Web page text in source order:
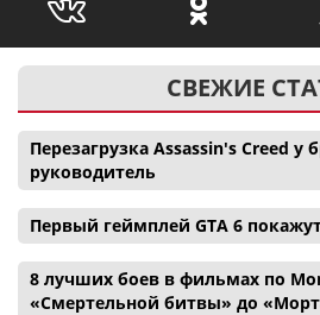
СВЕЖИЕ
Перезагрузка Assassin's Creed у
руководитель
Первый геймплей GTA 6
8 лучших боев в фильмах по
«Смертельной битвы» до